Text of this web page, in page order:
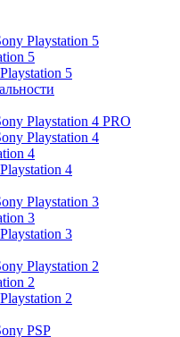
Playstation 5
5
5
Playstation 4 PRO
Playstation 4
4
4
Playstation 3
3
3
Playstation 2
2
2
PSP